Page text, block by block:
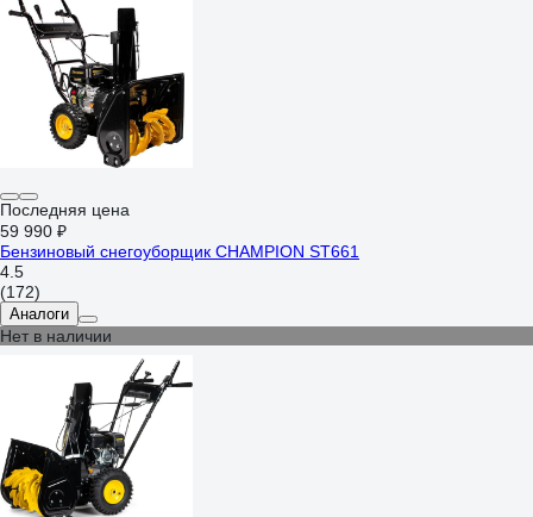
Последняя цена
59 990 ₽
Бензиновый снегоуборщик CHAMPION ST661
4.5
(172)
Аналоги
Нет в наличии